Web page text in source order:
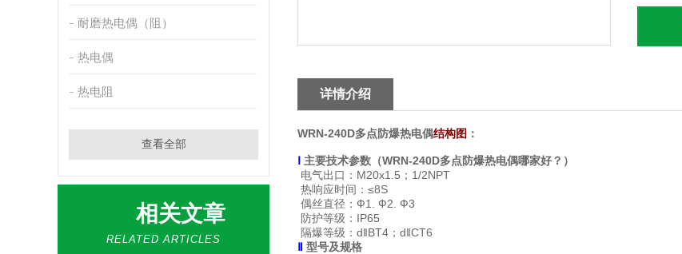
耐磨热电偶（阻）
热电偶
热电阻
查看全部
相关文章
RELATED ARTICLES
详情介绍
WRN-240D多点防爆热电偶结构图 ：
Ⅰ 主要技术参数（WRN-240D多点防爆热电偶哪家好？）
电气出口：M20x1.5；1/2NPT
热响应时间：≤8S
偶丝直径：Ф1. Ф2. Ф3
防护等级：IP65
隔爆等级：d‖BT4；d‖CT6
Ⅱ 型号及规格